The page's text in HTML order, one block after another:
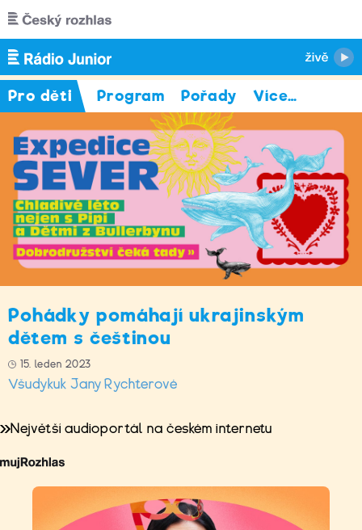
Přejít k hlavnímu obsahu
Pro děti Program Pořady Více…
Pohádky pomáhají ukrajinským
dětem s češtinou
15. leden 2023
Všudykuk Jany Rychterové
Největší audioportál na českém internetu